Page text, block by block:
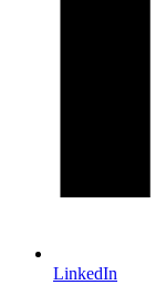
LinkedIn